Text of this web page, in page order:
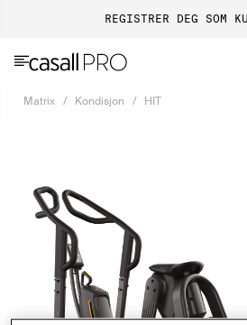
REGISTRER DEG SOM
Matrix Kondisjon HIT